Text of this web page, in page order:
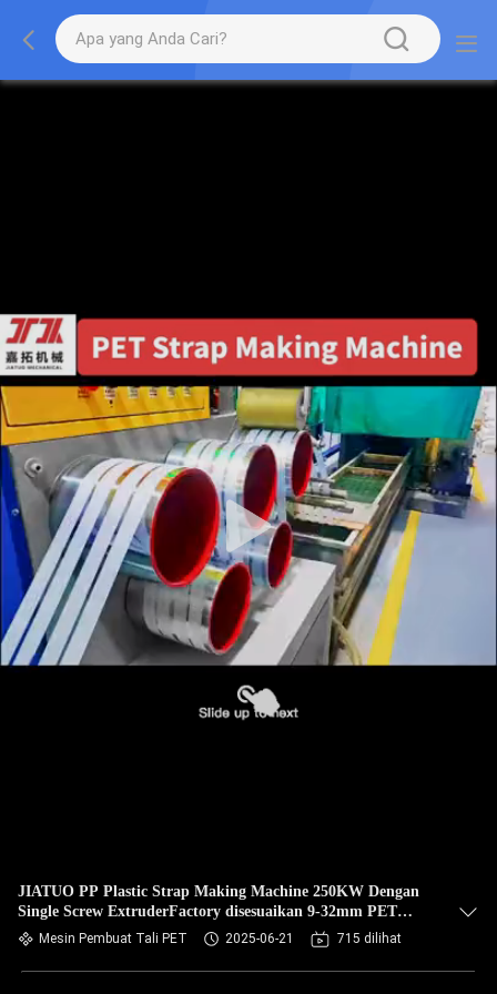
JIATUO PP Plastic Strap Making Machine 250KW Dengan
Single Screw ExtruderFactory disesuaikan 9-32mm PET
produksi plastik strapping jalur peralatan strapping PET
dengan 100-600 / H output ekstrusi
Mesin Pembuat Tali PET 2025-06-21 715 dilihat